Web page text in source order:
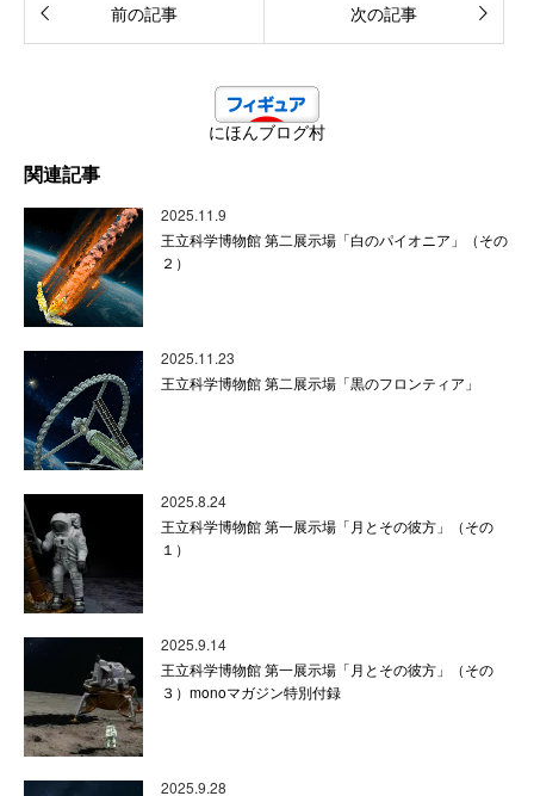
前の記事 次の記事
にほんブログ村
関連記事
2025.11.9
王立科学博物館 第二展示場「白のパイオニア」（その
２）
2025.11.23
王立科学博物館 第二展示場「黒のフロンティア」
2025.8.24
王立科学博物館 第一展示場「月とその彼方」（その
１）
2025.9.14
王立科学博物館 第一展示場「月とその彼方」（その
３）monoマガジン特別付録
2025.9.28